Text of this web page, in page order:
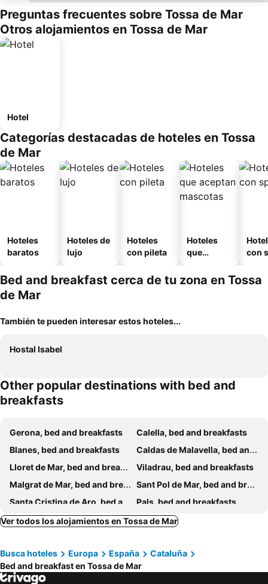
Preguntas frecuentes sobre Tossa de Mar
Otros alojamientos en Tossa de Mar
Hotel
Categorías destacadas de hoteles en Tossa
de Mar
Hoteles
baratos
Hoteles de
lujo
Hoteles
con pileta
Hoteles
que
mascotas
con
Bed and breakfast cerca de tu zona en Tossa
de Mar
También te pueden interesar estos hoteles...
Hostal Isabel
Other popular destinations with bed and
breakfasts
Gerona, bed and breakfasts
Calella, bed and breakfasts
Blanes, bed and breakfasts
Caldas de Malavella, bed and breakfasts
Lloret de Mar, bed and breakfasts
Viladrau, bed and breakfasts
Malgrat de Mar, bed and breakfasts
Sant Pol de Mar, bed and breakfasts
Santa Cristina de Aro, bed and breakfasts
Pals, bed and breakfasts
Bañolas, bed and breakfasts
Vilademuls, bed and breakfasts
Palamòs, bed and breakfasts
Báscara, bed and breakfasts
Cornellá del Terri, bed and breakfasts
Santa Susana, bed and breakfasts
Ver todos los alojamientos en Tossa de Mar
Busca hoteles Europa España
Cataluña
Bed and breakfast en Tossa de Mar